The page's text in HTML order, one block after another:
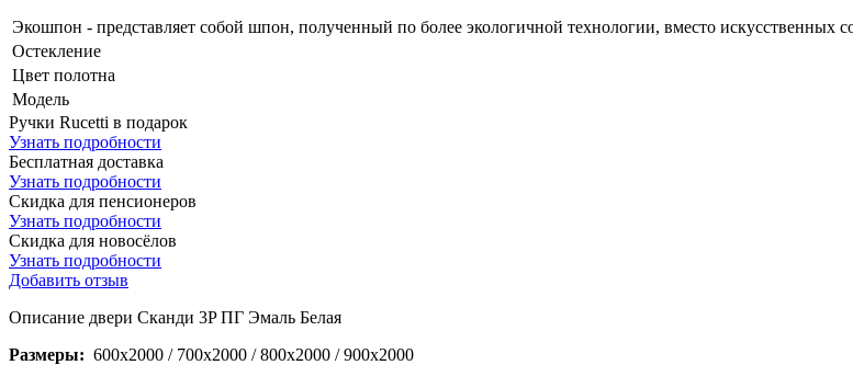
Экошпон - представляет собой шпон, полученный по более экологичной технологии, вместо искусственных
Остекление
Цвет полотна
Модель
Ручки Rucetti в подарок
Узнать подробности
Бесплатная доставка
Узнать подробности
Скидка для пенсионеров
Узнать подробности
Скидка для новосёлов
Узнать подробности
Добавить отзыв
Описание двери Сканди 3P ПГ Эмаль Белая
Размеры: 600x2000 / 700x2000 / 800x2000 / 900x2000